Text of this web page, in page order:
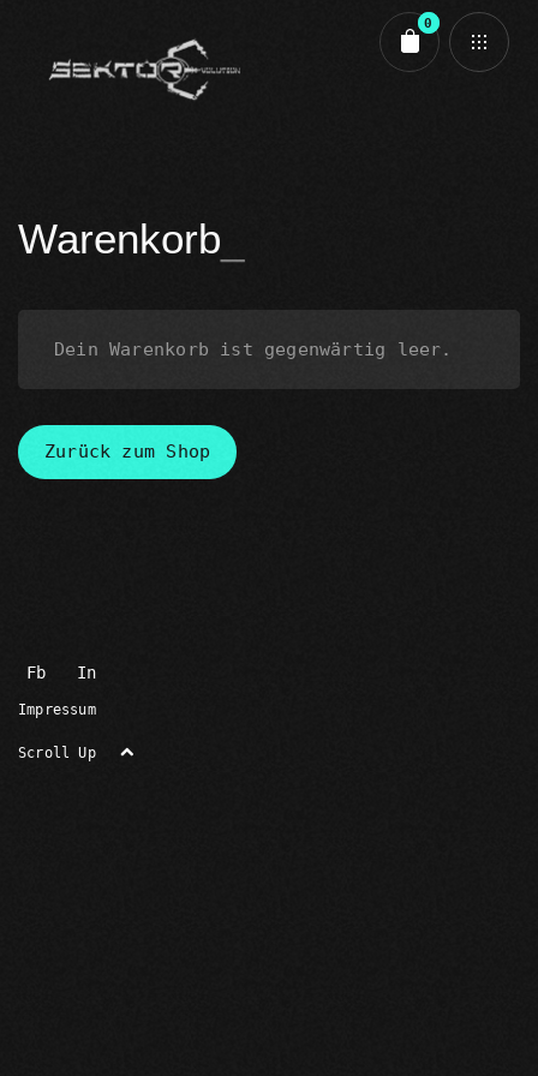
0
Warenkorb
Dein Warenkorb ist gegenwärtig leer.
Zurück zum Shop
Fb In
Impressum
Scroll Up